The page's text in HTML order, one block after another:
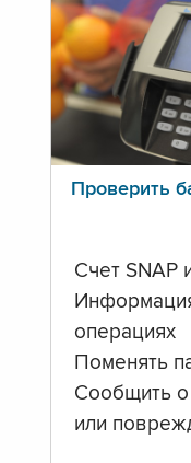
Проверить
Счет SNAP
операциях
Поменять
Сообщить о
или